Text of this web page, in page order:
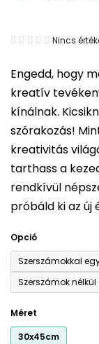
Engedd, hogy
kreatív
kínálnak.
szórakozás!
kreativitás
tarthass a
rendkívül
próbáld ki az
Opció
Szerszámokkal
Szerszámok nélkül
Méret
30x45cm
A
átlagos
5-
ből
0,0
csillag.
Nincs